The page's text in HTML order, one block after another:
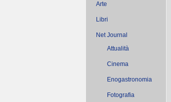
Arte
Libri
Net Journal
Attualità
Cinema
Enogastronomia
Fotografia